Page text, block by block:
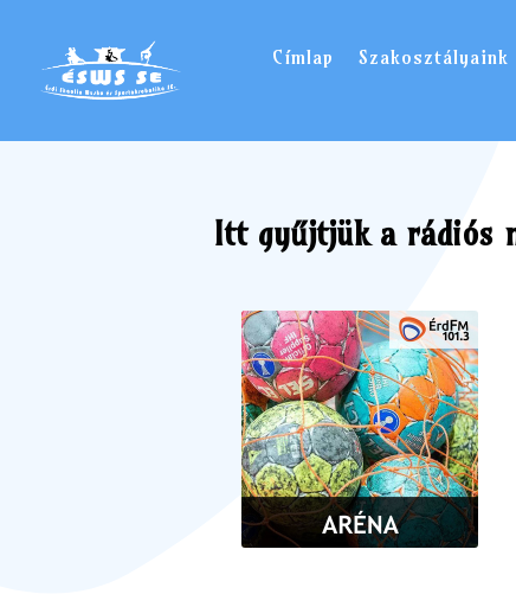
Címlap Szakosztályaink
Itt gyűjtjük a rádiós